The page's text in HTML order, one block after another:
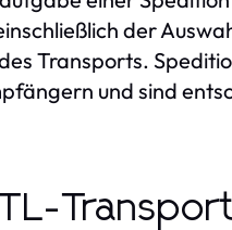
der
Transports.
und sind